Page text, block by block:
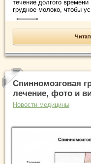
течение долгого
грудное молоко, чтобы
Спинномозговая
лечение, фото и
Новости медицины